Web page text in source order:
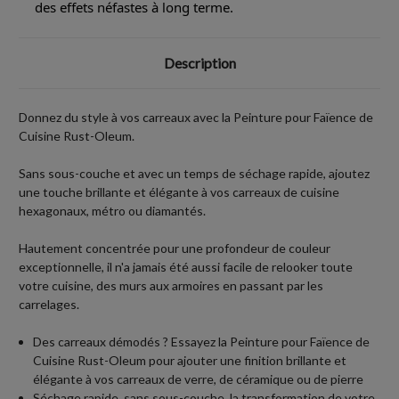
des effets néfastes à long terme.
Description
Donnez du style à vos carreaux avec la Peinture pour Faïence de
Cuisine Rust-Oleum.
Sans sous-couche et avec un temps de séchage rapide, ajoutez
une touche brillante et élégante à vos carreaux de cuisine
hexagonaux, métro ou diamantés.
Hautement concentrée pour une profondeur de couleur
exceptionnelle, il n'a jamais été aussi facile de relooker toute
votre cuisine, des murs aux armoires en passant par les
carrelages.
Des carreaux démodés ? Essayez la Peinture pour Faïence de
Cuisine Rust-Oleum pour ajouter une finition brillante et
élégante à vos carreaux de verre, de céramique ou de pierre